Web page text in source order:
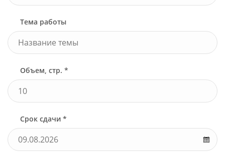
Тема работы
Объем, стр. *
Срок сдачи *